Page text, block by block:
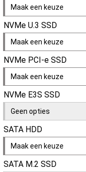
Maak een keuze
NVMe U.3 SSD
Maak een keuze
NVMe PCI-e SSD
Maak een keuze
NVMe E3S SSD
Geen opties
SATA HDD
Maak een keuze
SATA M.2 SSD